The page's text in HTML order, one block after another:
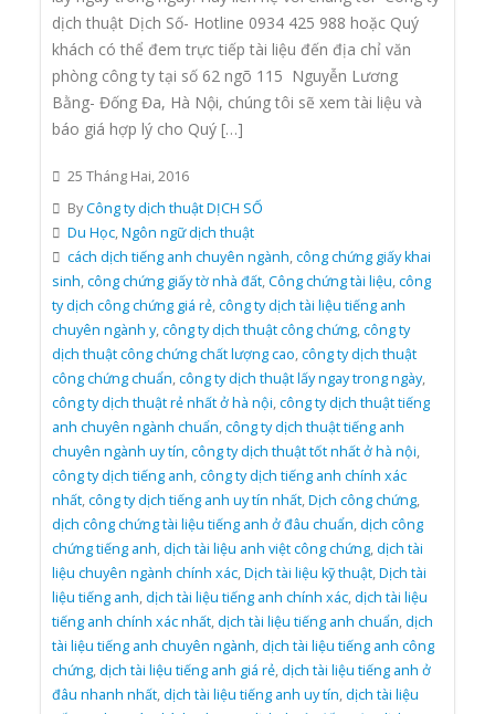
dịch thuật Dịch Số- Hotline 0934 425 988 hoặc Quý
khách có thể đem trực tiếp tài liệu đến địa chỉ văn
phòng công ty tại số 62 ngõ 115 Nguyễn Lương
Bằng- Đống Đa, Hà Nội, chúng tôi sẽ xem tài liệu và
báo giá hợp lý cho Quý […]
25 Tháng Hai, 2016
ByCông ty dịch thuật DỊCH SỐ
Du Học,Ngôn ngữ dịch thuật
cách dịch tiếng anh chuyên ngành,công chứng giấy khai
sinh,công chứng giấy tờ nhà đất,Công chứng tài liệu,công
ty dịch công chứng giá rẻ,công ty dịch tài liệu tiếng anh
chuyên ngành y,công ty dịch thuật công chứng,công ty
dịch thuật công chứng chất lượng cao,công ty dịch thuật
công chứng chuẩn,công ty dịch thuật lấy ngay trong ngày,
công ty dịch thuật rẻ nhất ở hà nội,công ty dịch thuật tiếng
anh chuyên ngành chuẩn,công ty dịch thuật tiếng anh
chuyên ngành uy tín,công ty dịch thuật tốt nhất ở hà nội,
công ty dịch tiếng anh,công ty dịch tiếng anh chính xác
nhất,công ty dịch tiếng anh uy tín nhất,Dịch công chứng,
dịch công chứng tài liệu tiếng anh ở đâu chuẩn,dịch công
chứng tiếng anh,dịch tài liệu anh việt công chứng,dịch tài
liệu chuyên ngành chính xác,Dịch tài liệu kỹ thuật,Dịch tài
liệu tiếng anh,dịch tài liệu tiếng anh chính xác,dịch tài liệu
tiếng anh chính xác nhất,dịch tài liệu tiếng anh chuẩn,dịch
tài liệu tiếng anh chuyên ngành,dịch tài liệu tiếng anh công
chứng,dịch tài liệu tiếng anh giá rẻ,dịch tài liệu tiếng anh ở
đâu nhanh nhất,dịch tài liệu tiếng anh uy tín,dịch tài liệu